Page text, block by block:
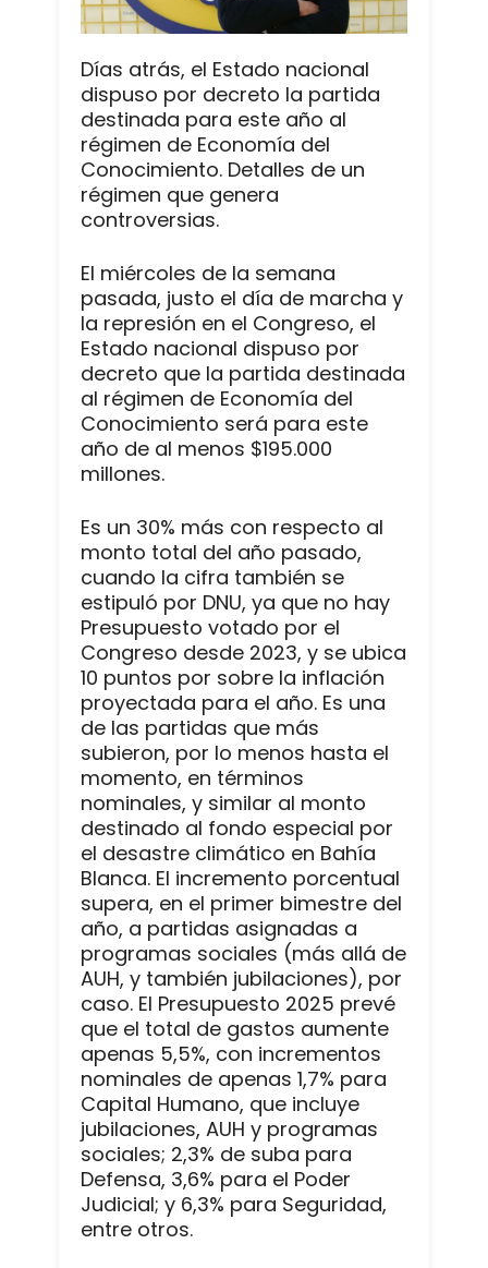
Días atrás, el Estado nacional
dispuso por decreto la partida
destinada para este año al
régimen de Economía del
Conocimiento. Detalles de un
régimen que genera
controversias.
El miércoles de la semana
pasada, justo el día de marcha y
la represión en el Congreso, el
Estado nacional dispuso por
decreto que la partida destinada
al régimen de Economía del
Conocimiento será para este
año de al menos $195.000
millones.
Es un 30% más con respecto al
monto total del año pasado,
cuando la cifra también se
estipuló por DNU, ya que no hay
Presupuesto votado por el
Congreso desde 2023, y se ubica
10 puntos por sobre la inflación
proyectada para el año. Es una
de las partidas que más
subieron, por lo menos hasta el
momento, en términos
nominales, y similar al monto
destinado al fondo especial por
el desastre climático en Bahía
Blanca. El incremento porcentual
supera, en el primer bimestre del
año, a partidas asignadas a
programas sociales (más allá de
AUH, y también jubilaciones), por
caso. El Presupuesto 2025 prevé
que el total de gastos aumente
apenas 5,5%, con incrementos
nominales de apenas 1,7% para
Capital Humano, que incluye
jubilaciones, AUH y programas
sociales; 2,3% de suba para
Defensa, 3,6% para el Poder
Judicial; y 6,3% para Seguridad,
entre otros.